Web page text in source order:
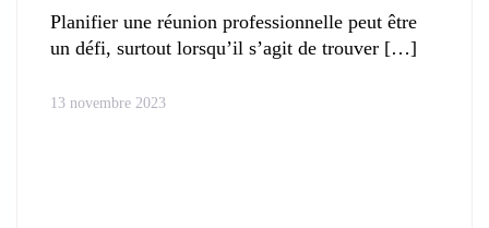
Planifier une réunion professionnelle peut être
un défi, surtout lorsqu’il s’agit de trouver
13 novembre 2023